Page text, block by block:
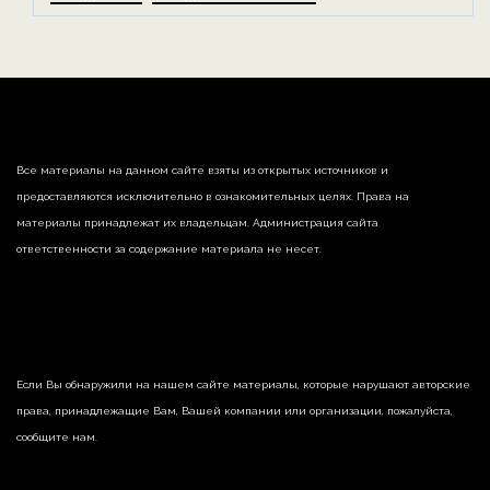
Все материалы на данном сайте взяты из открытых источников и
предоставляются исключительно в ознакомительных целях. Права на
материалы принадлежат их владельцам. Администрация сайта
ответственности за содержание материала не несет.
Если Вы обнаружили на нашем сайте материалы, которые нарушают авторские
права, принадлежащие Вам, Вашей компании или организации, пожалуйста,
сообщите нам.